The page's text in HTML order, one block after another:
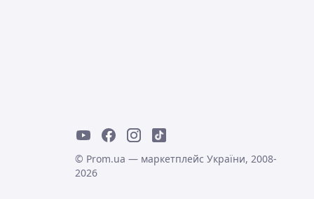
© Prom.ua — маркетплейс України, 2008-
2026